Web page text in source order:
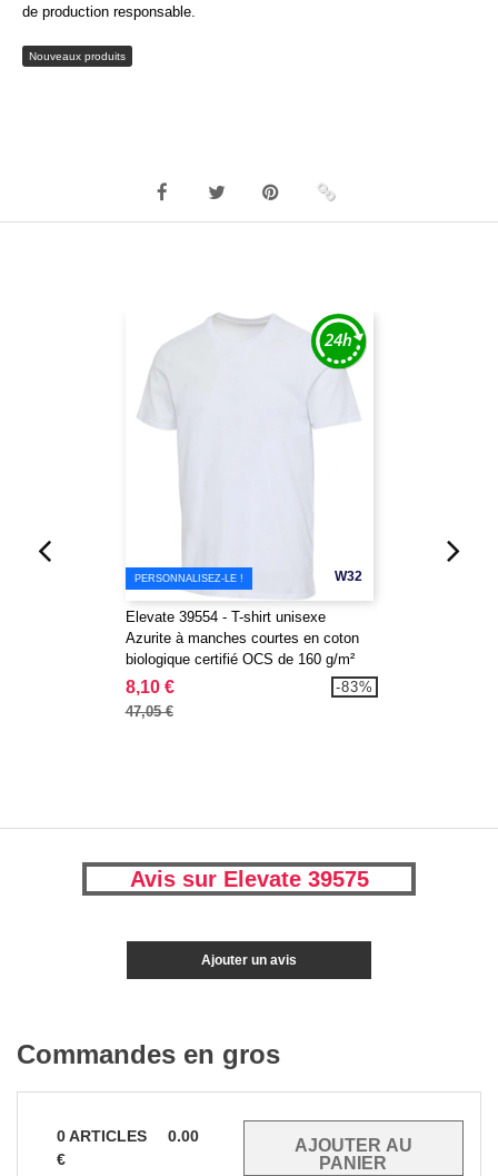
de production responsable.
Nouveaux produits
W32
PERSONNALISEZ-LE !
Elevate 39554 - T-shirt unisexe
Azurite à manches courtes en coton
biologique certifié OCS de 160 g/m²
8,10 €
47,05 €
-83%
Avis sur Elevate 39575
Ajouter un avis
Commandes en gros
0ARTICLES
0.00
€